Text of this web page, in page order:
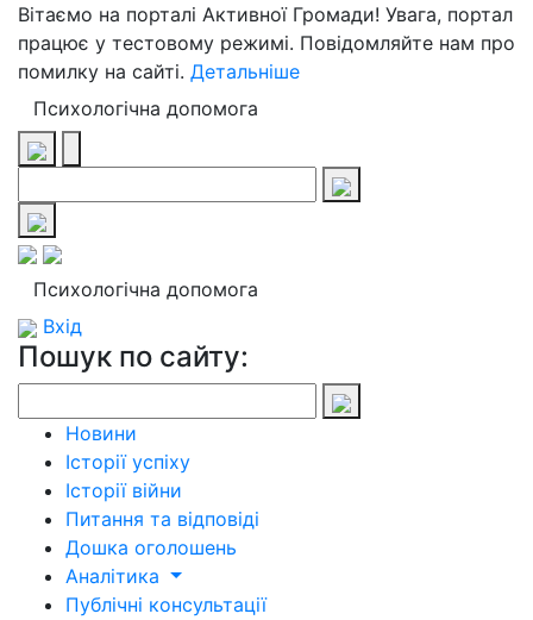
Вітаємо на порталі Активної Громади! Увага, портал
працює у тестовому режимі. Повідомляйте нам про
помилку на сайті. Детальніше
Психологічна допомога
Психологічна допомога
Вхід
Пошук по сайту:
Новини
Історії успіху
Історії війни
Питання та відповіді
Дошка оголошень
Аналітика
Публічні консультації